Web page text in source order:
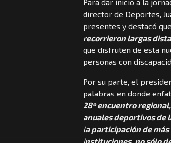
Para dar inicio a la
director de Deportes,
presentes y destacó que
recorrieron largas
que disfruten de esta
personas con
Por su parte, el
palabras en donde
28º encuentro
anuales deportivos de
la participación de
instituciones, no sólo